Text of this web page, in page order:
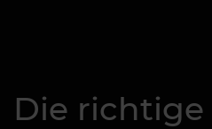
Die richtige